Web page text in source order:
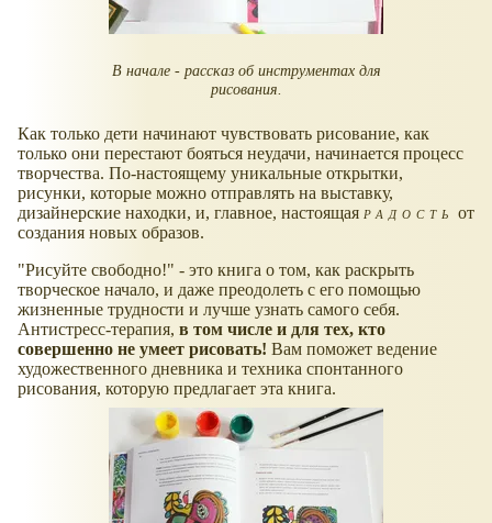
В начале - рассказ об инструментах для
рисования.
Как только дети начинают чувствовать рисование, как
только они перестают бояться неудачи, начинается процесс
творчества. По-настоящему уникальные открытки,
рисунки, которые можно отправлять на выставку,
дизайнерские находки, и, главное, настоящая радость от
создания новых образов.
"Рисуйте свободно!" - это книга о том, как раскрыть
творческое начало, и даже преодолеть с его помощью
жизненные трудности и лучше узнать самого себя.
Антистресс-терапия, в том числе и для тех, кто
совершенно не умеет рисовать! Вам поможет ведение
художественного дневника и техника спонтанного
рисования, которую предлагает эта книга.